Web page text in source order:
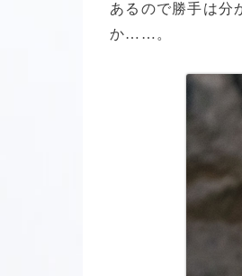
あるので勝手は分
か……。